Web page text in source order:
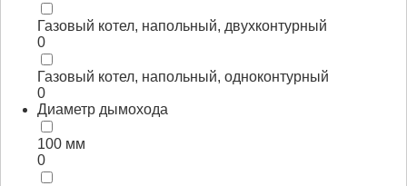
Газовый котел, напольный, двухконтурный
0
Газовый котел, напольный, одноконтурный
0
Диаметр дымохода
100 мм
0